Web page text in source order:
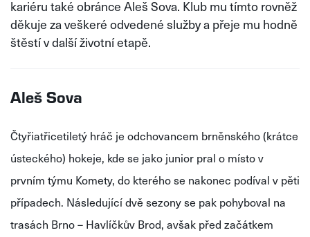
kariéru také obránce Aleš Sova. Klub mu tímto rovněž
děkuje za veškeré odvedené služby a přeje mu hodně
štěstí v další životní etapě.
Aleš Sova
Čtyřiatřicetiletý hráč je odchovancem brněnského (krátce
ústeckého) hokeje, kde se jako junior pral o místo v
prvním týmu Komety, do kterého se nakonec podíval v pěti
případech. Následující dvě sezony se pak pohyboval na
trasách Brno – Havlíčkův Brod, avšak před začátkem